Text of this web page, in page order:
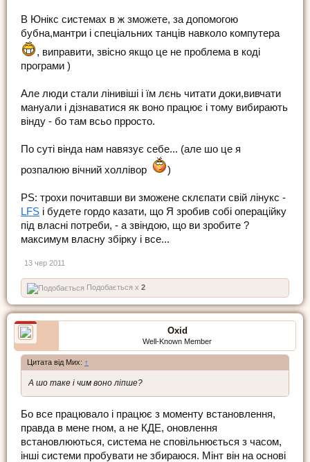
В Юнікс системах в ж зможете, за допомогою
бубна,мантри і спеціальних танців навколо компутера
, виправити, звісно якщо це не проблема в коді
програми )
Але люди стали лінивіші і їм лєнь читати доки,вивчати
мануали і дізнаватися як воно працює і тому вибирають
вінду - бо там всьо прросто.
По суті вінда нам навязує себе... (але шо це я
розпалюю вічний холлівор
)
PS: трохи почитавши ви зможене склєпати свій лінукс -
LFS і будете гордо казати, що Я зробив собі операційку
під власні потреби, - а звіндою, що ви зробите ?
максимум власну збірку і все...
13 чер 2011
Подобається x 2
Oxid
Well-Known Member
Цитата від Мих: ↑
А шо таке і чим воно ліпше?
Бо все працювало і працює з моменту встановлення,
правда в мене гном, а не КДЕ, оновлення
встановлюються, система не сповільнюється з часом,
інші системи пробувати не збираюся. Мінт він на основі